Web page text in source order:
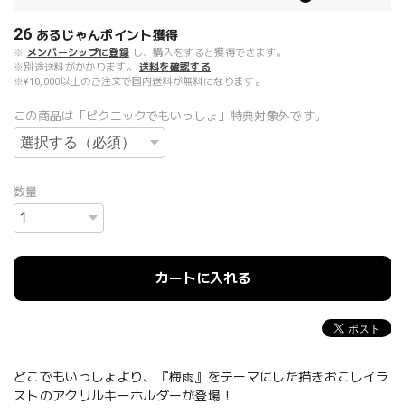
26 あるじゃんポイント獲得
※ メンバーシップに登録 し、購入をすると獲得できます。
※別途送料がかかります。
送料を確認する
※¥10,000以上のご注文で国内送料が無料になります。
この商品は「ピクニックでもいっしょ」特典対象外です。
数量
カートに入れる
どこでもいっしょより、『梅雨』をテーマにした描きおこしイラ
ストのアクリルキーホルダーが登場！